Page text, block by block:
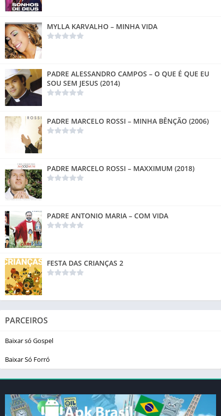
MYLLA KARVALHO – MINHA VIDA
PADRE ALESSANDRO CAMPOS – O QUE É QUE EU
SOU SEM JESUS (2014)
PADRE MARCELO ROSSI – MINHA BÊNÇÃO (2006)
PADRE MARCELO ROSSI – MAXXIMUM (2018)
PADRE ANTONIO MARIA – COM VIDA
FESTA DAS CRIANÇAS 2
PARCEIROS
Baixar só Gospel
Baixar Só Forró